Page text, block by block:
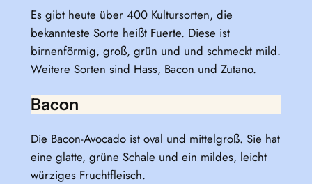
Es gibt heute über 400 Kultursorten, die
bekannteste Sorte heißt Fuerte. Diese ist
birnenförmig, groß, grün und und schmeckt mild.
Weitere Sorten sind Hass, Bacon und Zutano.
Bacon
Die Bacon-Avocado ist oval und mittelgroß. Sie hat
eine glatte, grüne Schale und ein mildes, leicht
würziges Fruchtfleisch.